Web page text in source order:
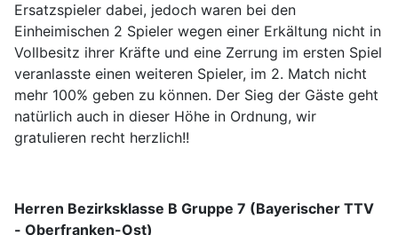
Ersatzspieler dabei, jedoch waren bei den
Einheimischen 2 Spieler wegen einer Erkältung nicht in
Vollbesitz ihrer Kräfte und eine Zerrung im ersten Spiel
veranlasste einen weiteren Spieler, im 2. Match nicht
mehr 100% geben zu können. Der Sieg der Gäste geht
natürlich auch in dieser Höhe in Ordnung, wir
gratulieren recht herzlich!!
Herren Bezirksklasse B Gruppe 7 (Bayerischer TTV
- Oberfranken-Ost)